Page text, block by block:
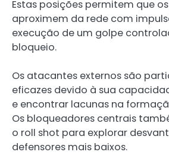
Estas posições permitem que
aproximem da rede com
execução de um golpe
bloqueio.
Os atacantes externos são
eficazes devido à sua
e encontrar lacunas na
Os bloqueadores centrais
o roll shot para explorar
defensores mais baixos.